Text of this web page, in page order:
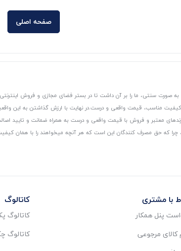
صفحه اصلی
به صورت سنتی، ما را بر آن داشت تا در بستر فضای مجازی و فروش
کیفیت مناسب، قیمت واقعی و درست.در نهایت با ارزش گذاشتن به این
برندهای معتبر و فروش با قیمت واقعی و درست به همراه ضمانت و تایید
چرا که حق مصرف کنندگان این است که هر آنچه میخواهند را با همان
با مشتری
پنل همکار
کالای مرجوعی
کاتالوگ
کاتالوگ
کاتالوگ